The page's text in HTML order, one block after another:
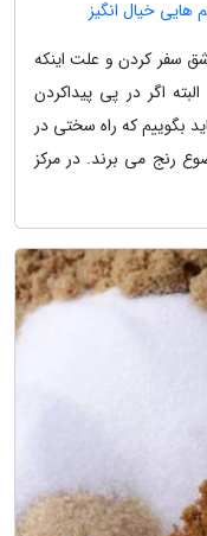
خیال انگیز
سفر کردن و علت اینکه
اگر در پی پیداکردن
بگوییم که راه سختی در
رنج می برند. در مرکز